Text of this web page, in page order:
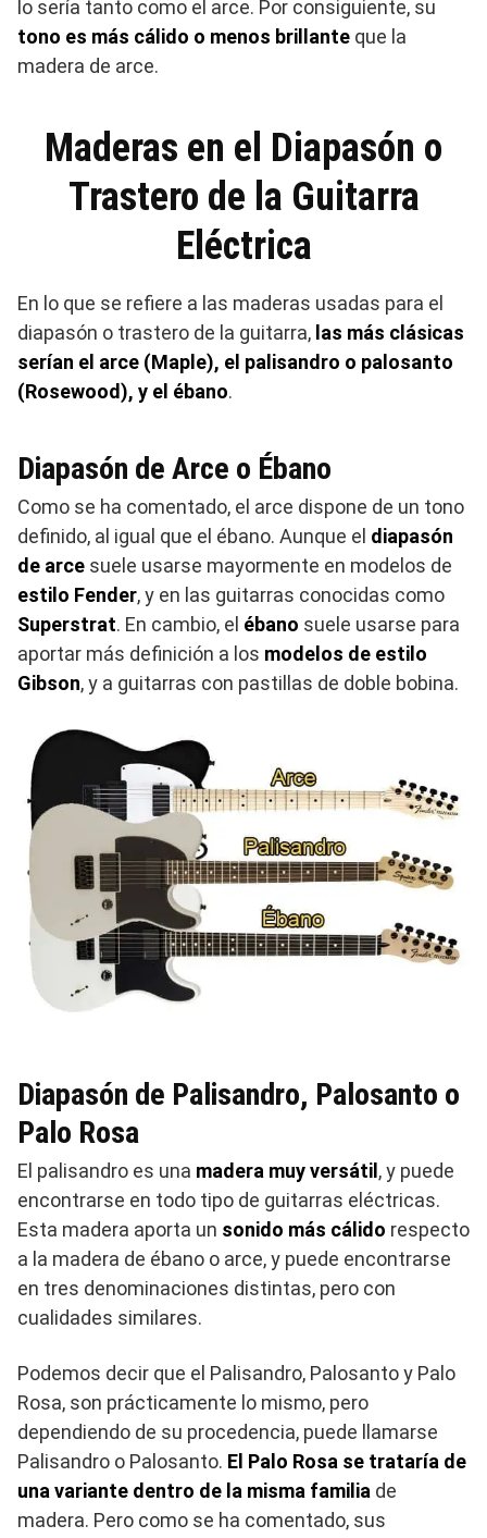
lo sería tanto como el arce. Por consiguiente, su
tono es más cálido o menos brillante que la
madera de arce.
Maderas en el Diapasón o
Trastero de la Guitarra
Eléctrica
En lo que se refiere a las maderas usadas para el
diapasón o trastero de la guitarra, las más clásicas
serían el arce (Maple), el palisandro o palosanto
(Rosewood), y el ébano.
Diapasón de Arce o Ébano
Como se ha comentado, el arce dispone de un tono
definido, al igual que el ébano. Aunque el diapasón
de arce suele usarse mayormente en modelos de
estilo Fender, y en las guitarras conocidas como
Superstrat. En cambio, el ébano suele usarse para
aportar más definición a los modelos de estilo
Gibson, y a guitarras con pastillas de doble bobina.
Diapasón de Palisandro, Palosanto o
Palo Rosa
El palisandro es una madera muy versátil , y puede
encontrarse en todo tipo de guitarras eléctricas.
Esta madera aporta un sonido más cálido respecto
a la madera de ébano o arce, y puede encontrarse
en tres denominaciones distintas, pero con
cualidades similares.
Podemos decir que el Palisandro, Palosanto y Palo
Rosa, son prácticamente lo mismo, pero
dependiendo de su procedencia, puede llamarse
Palisandro o Palosanto. El Palo Rosa se trataría de
una variante dentro de la misma familia de
madera. Pero como se ha comentado, sus